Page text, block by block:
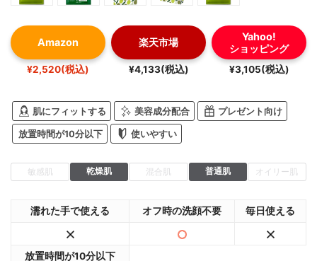
Amazon
¥2,520(税込)
楽天市場
¥4,133(税込)
Yahoo!
ショッピング
¥3,105(税込)
肌にフィットする 美容成分配合 プレゼント向け
放置時間が10分以下 使いやすい
敏感肌 乾燥肌 混合肌 普通肌 オイリー肌
濡れた手で使える オフ時の洗顔不要 毎日使える
放置時間が10分以下